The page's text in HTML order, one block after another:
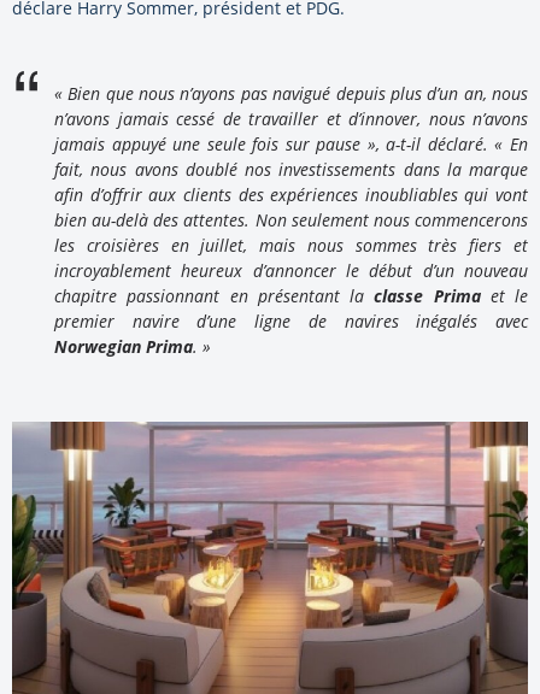
déclare Harry Sommer, président et PDG.
« Bien que nous n’ayons pas navigué depuis plus d’un an, nous
n’avons jamais cessé de travailler et d’innover, nous n’avons
jamais appuyé une seule fois sur pause », a-t-il déclaré. « En
fait, nous avons doublé nos investissements dans la marque
afin d’offrir aux clients des expériences inoubliables qui vont
bien au-delà des attentes. Non seulement nous commencerons
les croisières en juillet, mais nous sommes très fiers et
incroyablement heureux d’annoncer le début d’un nouveau
chapitre passionnant en présentant la classe Primaet le
premier navire d’une ligne de navires inégalés avec
Norwegian Prima. »